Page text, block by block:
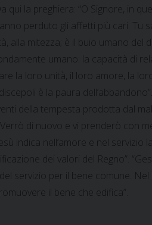
qui la preghiera: “O Signore, in
perduto gli affetti più cari. Tu
mitezza; è il buio umano del
umano: la capacità di
la loro unità, il loro amore, la
è la paura
della tempesta prodotta dal
di nuovo e vi prenderò con
indica nell’amore e nel
dei valori del Regno”.
servizio per il bene comune.
il bene che edifica”.